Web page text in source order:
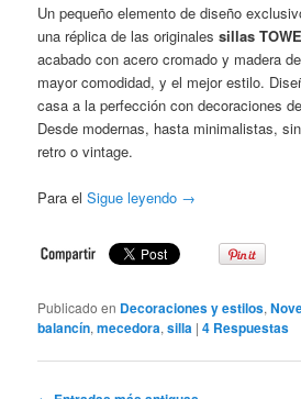
Un pequeño elemento de diseño
una réplica de las originalessillas
acabado con acero cromado y madera
mayor comodidad, y el mejor estilo.
casa a la perfección con decoraciones
Desde modernas, hasta minimalistas,
retro o vintage.
Para elSigue leyendo →
Publicado en Decoraciones y estilos,
balancín,mecedora,silla |4 Respuestas